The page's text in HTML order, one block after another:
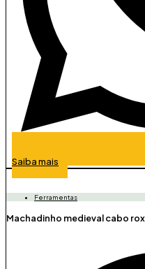
Saiba mais
Ferramentas
Machadinho medieval cabo